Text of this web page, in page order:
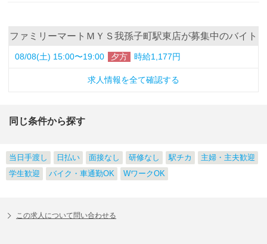
ファミリーマートＭＹＳ我孫子町駅東店が募集中のバイト
08/08(土) 15:00〜19:00 夕方 時給1,177円
求人情報を全て確認する
同じ条件から探す
当日手渡し 日払い 面接なし 研修なし 駅チカ
主婦・主夫歓迎
学生歓迎
バイク・車通勤OK WワークOK
この求人について問い合わせる